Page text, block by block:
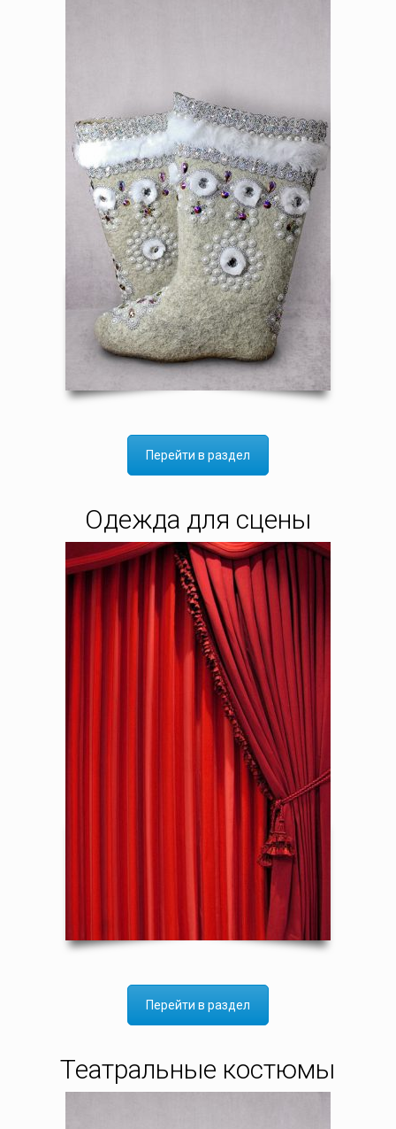
Перейти в раздел
Одежда для сцены
Перейти в раздел
Театральные костюмы